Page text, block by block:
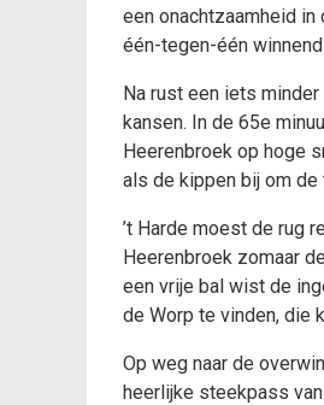
een onachtzaamheid
één-tegen-één
Na rust een iets
kansen. In de 65e
Heerenbroek op hoge
als de kippen bij om
’t Harde moest de rug
Heerenbroek zomaar
een vrije bal wist de
de Worp te vinden, die
Op weg naar de
heerlijke steekpass